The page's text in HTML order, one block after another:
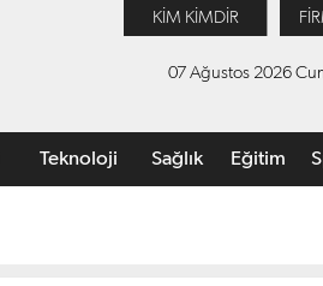
KİM KİMDİR
07 Ağustos 2026
Teknoloji Sağlık Eğitim